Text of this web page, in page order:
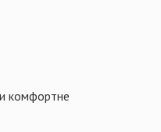
комфортне